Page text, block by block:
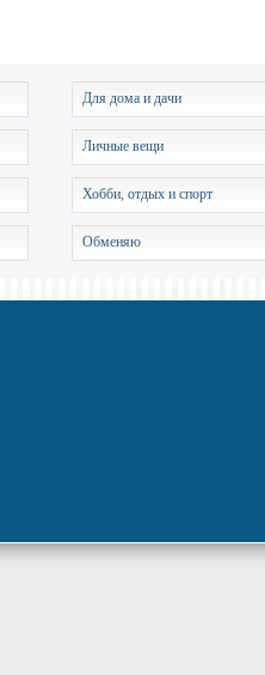
Для дома и дачи
Личные вещи
Хобби, отдых и спорт
Обменяю